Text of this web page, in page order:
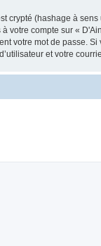
crypté (hashage à
à votre compte sur «
votre mot de passe.
et votre